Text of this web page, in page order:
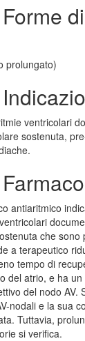
di
prolungato)
ventricolari
sostenuta,
antiaritmico
che sono
a terapeutico
tempo di
del atrio, e ha un
del nodo AV.
nodali e la sua
Tuttavia,
si verifica.